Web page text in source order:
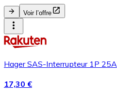
Voir l’offre
Hager SAS-Interrupteur 1P 25A
17,30 €